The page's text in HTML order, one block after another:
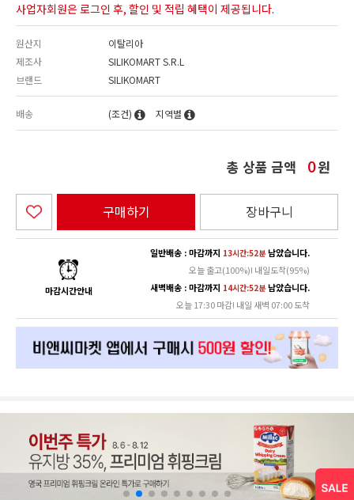
사업자회원은 로그인 후, 할인 및 적립 혜택이 제공됩니다.
원산지
이탈리아
제조사
SILIKOMART S.R.L
브랜드
SILIKOMART
배송 (조건) 지역별
총 상품 금액 0원
구매하기 장바구니
마감시간안내
일반배송 : 마감까지 13시간:52분남았습니다.
오늘 출고(100%)! 내일도착(95%)
새벽배송 : 마감까지 14시간:52분남았습니다.
오늘 17:30 마감! 내일 새벽 07:00 도착